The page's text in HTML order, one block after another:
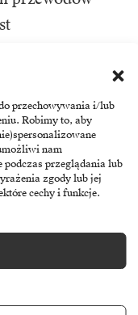
przechowywania i/lub
Robimy to, aby
nam
przeglądania lub
zgody lub jej
cechy i funkcje.
komponentem
listwy
być listwy
element